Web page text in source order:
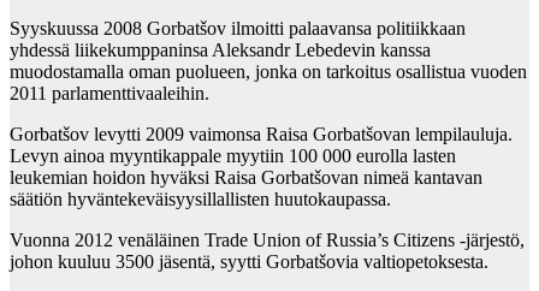
Syyskuussa 2008 Gorbatšov ilmoitti palaavansa politiikkaan
yhdessä liikekumppaninsa Aleksandr Lebedevin kanssa
muodostamalla oman puolueen, jonka on tarkoitus osallistua vuoden
2011 parlamenttivaaleihin.
Gorbatšov levytti 2009 vaimonsa Raisa Gorbatšovan lempilauluja.
Levyn ainoa myyntikappale myytiin 100 000 eurolla lasten
leukemian hoidon hyväksi Raisa Gorbatšovan nimeä kantavan
säätiön hyväntekeväisyysillallisten huutokaupassa.
Vuonna 2012 venäläinen Trade Union of Russia’s Citizens -järjestö,
johon kuuluu 3500 jäsentä, syytti Gorbatšovia valtiopetoksesta.